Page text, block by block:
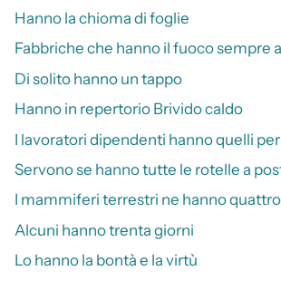
Hanno la chioma di foglie
Fabbriche che hanno il fuoco sempre
Di solito hanno un tappo
Hanno in repertorio Brivido caldo
I lavoratori dipendenti hanno quelli
Servono se hanno tutte le rotelle a
I mammiferi terrestri ne hanno quattro
Alcuni hanno trenta giorni
Lo hanno la bontà e la virtù